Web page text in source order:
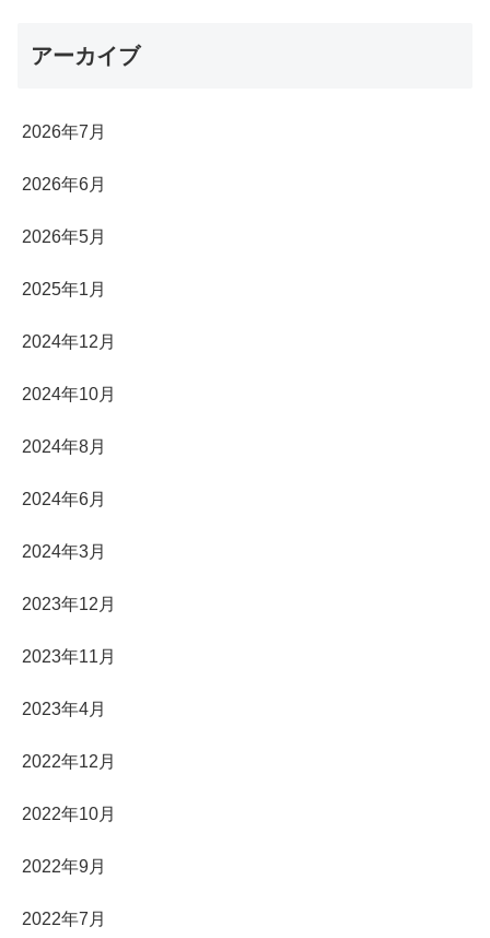
アーカイブ
2026年7月
2026年6月
2026年5月
2025年1月
2024年12月
2024年10月
2024年8月
2024年6月
2024年3月
2023年12月
2023年11月
2023年4月
2022年12月
2022年10月
2022年9月
2022年7月